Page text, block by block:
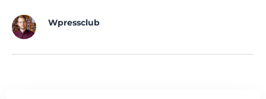
Wpressclub